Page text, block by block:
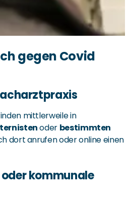
gegen Covid
mittlerweile in
oder bestimmten
dort anrufen oder online einen
kommunale